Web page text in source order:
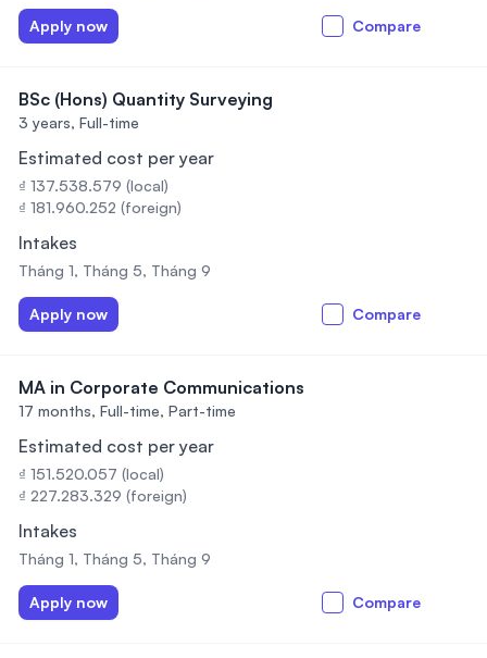
Apply now Compare
BSc (Hons) Quantity Surveying
3 years, Full-time
Estimated cost per year
₫ 137.538.579 (local)
₫ 181.960.252 (foreign)
Intakes
Tháng 1, Tháng 5, Tháng 9
Apply now Compare
MA in Corporate Communications
17 months, Full-time, Part-time
Estimated cost per year
₫ 151.520.057 (local)
₫ 227.283.329 (foreign)
Intakes
Tháng 1, Tháng 5, Tháng 9
Apply now Compare